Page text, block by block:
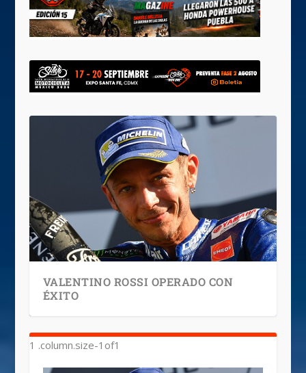
VALENTINO ROSSI OPERADO CON
ÉXITO